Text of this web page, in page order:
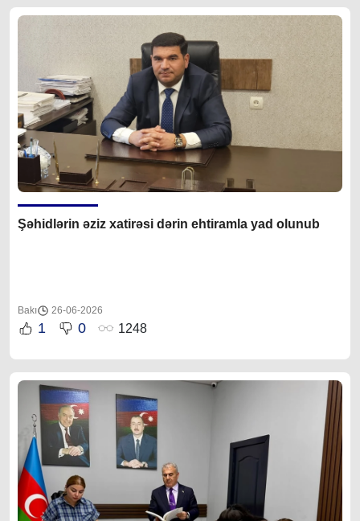
Şəhidlərin əziz xatirəsi dərin ehtiramla yad olunub
Bakı 26-06-2026
1 0 1248